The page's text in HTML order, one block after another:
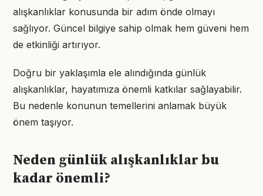
alışkanlıklar konusunda bir adım önde olmayı
sağlıyor. Güncel bilgiye sahip olmak hem güveni hem
de etkinliği artırıyor.
Doğru bir yaklaşımla ele alındığında günlük
alışkanlıklar, hayatımıza önemli katkılar sağlayabilir.
Bu nedenle konunun temellerini anlamak büyük
önem taşıyor.
Neden günlük alışkanlıklar bu
kadar önemli?